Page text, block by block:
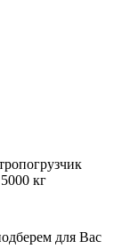
кг
для Вас